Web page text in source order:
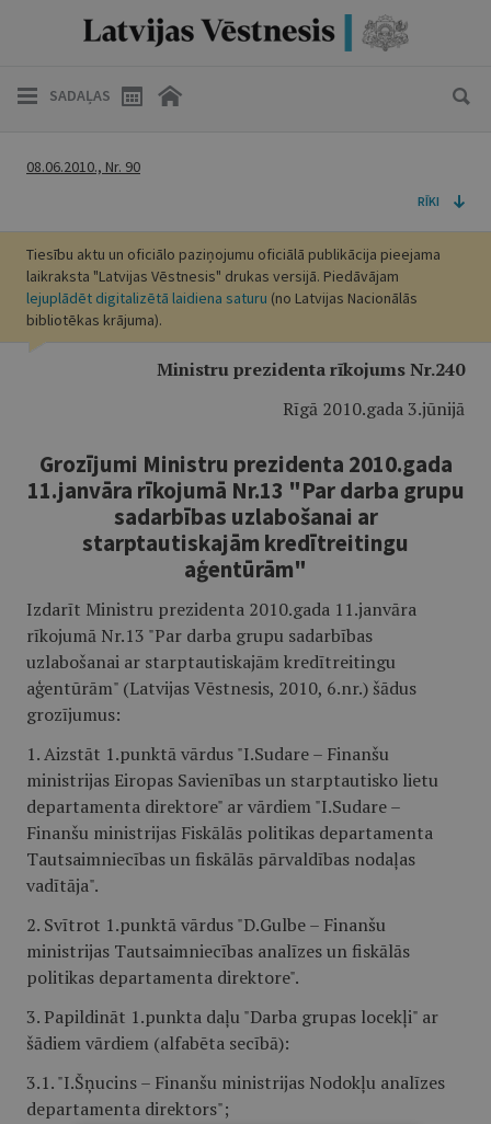
SADAĻAS
08.06.2010., Nr. 90
RĪKI
Tiesību aktu un oficiālo paziņojumu oficiālā publikācija pieejama
laikraksta "Latvijas Vēstnesis" drukas versijā. Piedāvājam
lejuplādēt digitalizētā laidiena saturu (no Latvijas Nacionālās
bibliotēkas krājuma).
Ministru prezidenta rīkojums Nr.240
Rīgā 2010.gada 3.jūnijā
Grozījumi Ministru prezidenta 2010.gada
11.janvāra rīkojumā Nr.13 "Par darba grupu
sadarbības uzlabošanai ar
starptautiskajām kredītreitingu
aģentūrām"
Izdarīt Ministru prezidenta 2010.gada 11.janvāra
rīkojumā Nr.13 "Par darba grupu sadarbības
uzlabošanai ar starptautiskajām kredītreitingu
aģentūrām" (Latvijas Vēstnesis, 2010, 6.nr.) šādus
grozījumus:
1. Aizstāt 1.punktā vārdus "I.Sudare – Finanšu
ministrijas Eiropas Savienības un starptautisko lietu
departamenta direktore" ar vārdiem "I.Sudare –
Finanšu ministrijas Fiskālās politikas departamenta
Tautsaimniecības un fiskālās pārvaldības nodaļas
vadītāja".
2. Svītrot 1.punktā vārdus "D.Gulbe – Finanšu
ministrijas Tautsaimniecības analīzes un fiskālās
politikas departamenta direktore".
3. Papildināt 1.punkta daļu "Darba grupas locekļi" ar
šādiem vārdiem (alfabēta secībā):
3.1. "I.Šņucins – Finanšu ministrijas Nodokļu analīzes
departamenta direktors";